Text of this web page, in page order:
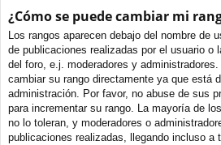
¿Cómo se puede cambiar mi
Los rangos aparecen debajo del nombre de
de publicaciones realizadas por el usuario o
del foro, e.j. moderadores y
cambiar su rango directamente ya que está
administración. Por favor, no abuse de sus
para incrementar su rango. La mayoría de
no lo toleran, y moderadores o
publicaciones realizadas, llegando incluso a